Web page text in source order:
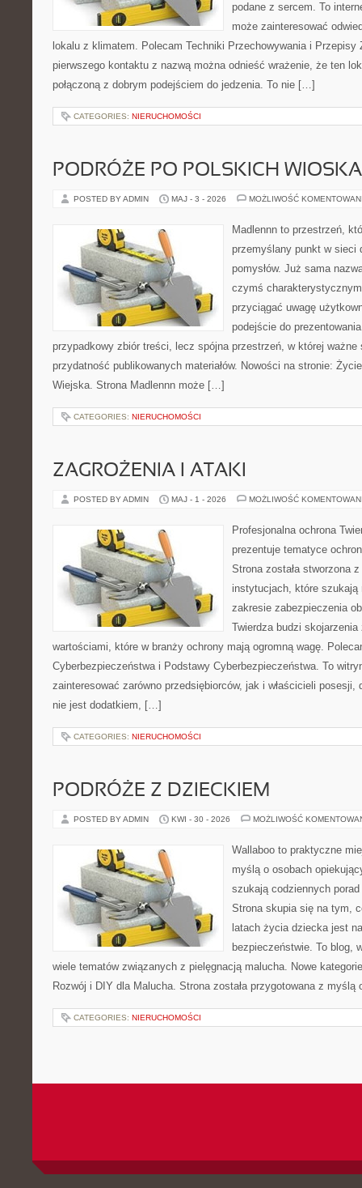
podane z sercem. To
może zainteresować
lokalu z klimatem. Polecam Techniki Przechowywania i Przepisy
pierwszego kontaktu z nazwą można odnieść wrażenie, że ten
połączoną z dobrym podejściem do jedzenia. To nie […]
CATEGORIES: NIERUCHOMOŚCI
PODRÓŻE PO POLSKICH
POSTED BY ADMIN MAJ - 3 - 2026 MOŻLIWOŚĆ
Madlennn to przestrzeń,
przemyślany punkt w sieci
pomysłów. Już sama
czymś
przyciągać uwagę
podejście do
przypadkowy zbiór treści, lecz spójna przestrzeń, w której
przydatność publikowanych materiałów. Nowości na stronie:
Wiejska. Strona Madlennn może […]
CATEGORIES: NIERUCHOMOŚCI
ZAGROŻENIA I ATAKI
POSTED BY ADMIN MAJ - 1 - 2026 MOŻLIWOŚĆ
Profesjonalna ochrona
prezentuje tematyce
Strona została stworzona
instytucjach, które szukają
zakresie zabezpieczenia
Twierdza budzi
wartościami, które w branży ochrony mają ogromną wagę.
Cyberbezpieczeństwa i Podstawy Cyberbezpieczeństwa. To
zainteresować zarówno przedsiębiorców, jak i właścicieli
nie jest dodatkiem, […]
CATEGORIES: NIERUCHOMOŚCI
PODRÓŻE Z DZIECKIEM
POSTED BY ADMIN KWI - 30 - 2026 MOŻLIWOŚĆ
Wallaboo to praktyczne
myślą o osobach
szukają codziennych
Strona skupia się na tym,
latach życia dziecka jest
bezpieczeństwie. To blog,
wiele tematów związanych z pielęgnacją malucha. Nowe
Rozwój i DIY dla Malucha. Strona została przygotowana z
CATEGORIES: NIERUCHOMOŚCI